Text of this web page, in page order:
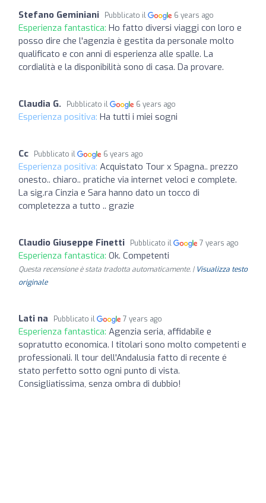
Stefano Geminiani Pubblicato il 6 years ago
Esperienza fantastica: Ho fatto diversi viaggi con loro e
posso dire che l'agenzia è gestita da personale molto
qualificato e con anni di esperienza alle spalle. La
cordialità e la disponibilità sono di casa. Da provare.
Claudia G. Pubblicato il 6 years ago
Esperienza positiva: Ha tutti i miei sogni
Cc Pubblicato il 6 years ago
Esperienza positiva: Acquistato Tour x Spagna.. prezzo
onesto.. chiaro.. pratiche via internet veloci e complete.
La sig.ra Cinzia e Sara hanno dato un tocco di
completezza a tutto .. grazie
Claudio Giuseppe Finetti Pubblicato il 7 years ago
Esperienza fantastica: Ok. Competenti
Questa recensione è stata tradotta automaticamente. | Visualizza testo
originale
Lati na Pubblicato il 7 years ago
Esperienza fantastica: Agenzia seria, affidabile e
sopratutto economica. I titolari sono molto competenti e
professionali. Il tour dell'Andalusia fatto di recente é
stato perfetto sotto ogni punto di vista.
Consigliatissima, senza ombra di dubbio!